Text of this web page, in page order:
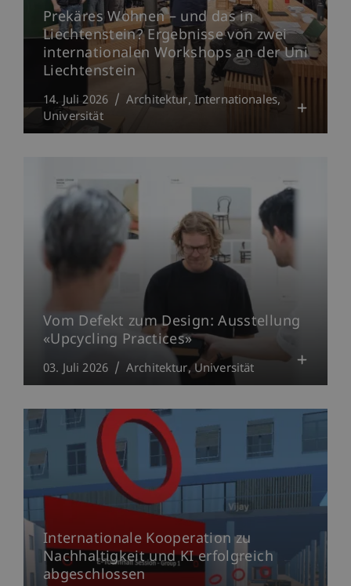
Prekäres Wohnen – und das in
Liechtenstein? Ergebnisse von zwei
internationalen Workshops an der Uni
Liechtenstein
14. Juli 2026 Architektur Internationales
Universität
Vom Defekt zum Design: Ausstellung
«Upcycling Practices»
03. Juli 2026 Architektur Universität
Internationale Kooperation zu
Nachhaltigkeit und KI erfolgreich
abgeschlossen